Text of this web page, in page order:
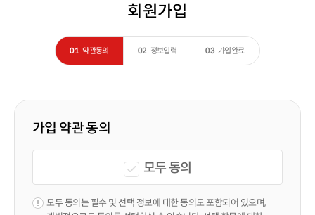
회원가입
01 약관동의 02 정보입력 03 가입완료
가입 약관 동의
모두 동의
모두 동의는 필수 및 선택 정보에 대한 동의도 포함되어 있으며,